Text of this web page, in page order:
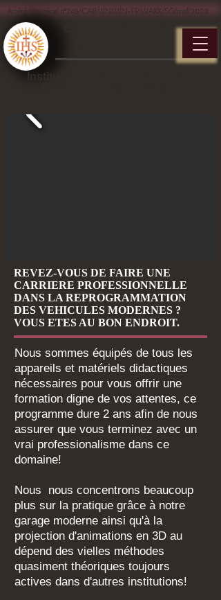
Institut Catholique de Formation
Arrêté Ministériel n°245/CABMIN/MIN-FPM/AKK/SG/maf/2023.
REVEZ-VOUS DE FAIRE UNE
CARRIERE PROFESSIONNELLE
DANS LA REPROGRAMMATION
DES VEHICULES MODERNES ?
VOUS ETES AU BON ENDROIT.
Nous sommes équipés de tous les
appareils et matériels didactiques
nécessaires pour vous offrir une
formation digne de vos attentes, ce
programme dure 2 ans afin de nous
assurer que vous terminez avec un
vrai professionalisme dans ce
domaine!
Nous nous concentrons beaucoup
plus sur la pratique grâce à notre
garage moderne ainsi qu'à la
projection d'animations en 3D au
dépend des vielles méthodes
quasiment théoriques toujours
actives dans d'autres institutions!